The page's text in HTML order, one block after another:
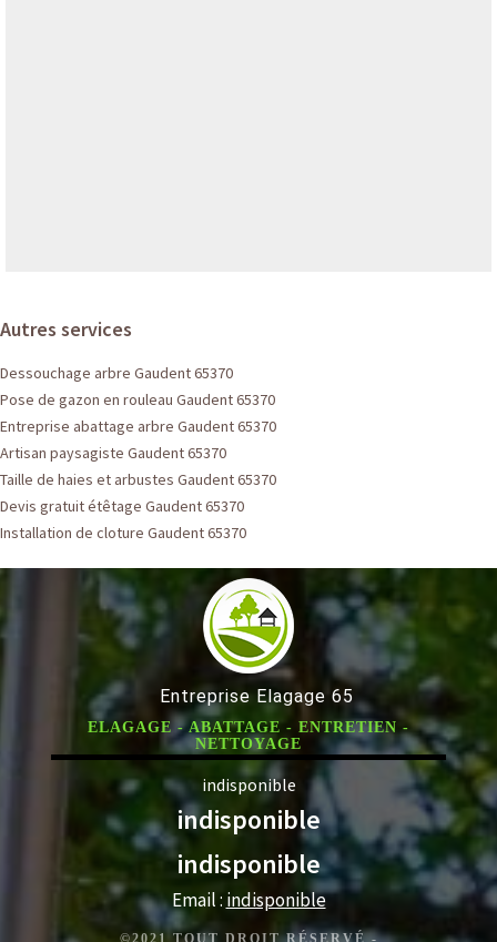
Autres services
Dessouchage arbre Gaudent 65370
Pose de gazon en rouleau Gaudent 65370
Entreprise abattage arbre Gaudent 65370
Artisan paysagiste Gaudent 65370
Taille de haies et arbustes Gaudent 65370
Devis gratuit étêtage Gaudent 65370
Installation de cloture Gaudent 65370
Entreprise Elagage 65
ELAGAGE - ABATTAGE - ENTRETIEN -
NETTOYAGE
indisponible
indisponible
indisponible
Email : indisponible